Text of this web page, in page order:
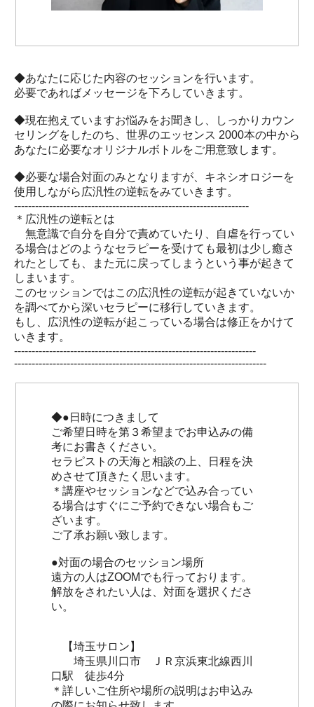
◆あなたに応じた内容のセッションを行います。
必要であればメッセージを下ろしていきます。
◆現在抱えていますお悩みをお聞きし、しっかりカウン
セリングをしたのち、世界のエッセンス 2000本の中から
あなたに必要なオリジナルボトルをご用意致します。
◆必要な場合対面のみとなりますが、キネシオロジーを
使用しながら広汎性の逆転をみていきます。
-------------------------------------------------------------------
＊広汎性の逆転とは
無意識で自分を自分で責めていたり、自虐を行ってい
る場合はどのようなセラピーを受けても最初は少し癒さ
れたとしても、また元に戻ってしまうという事が起きて
しまいます。
このセッションではこの広汎性の逆転が起きていないか
を調べてから深いセラピーに移行していきます。
もし、広汎性の逆転が起こっている場合は修正をかけて
いきます。
---------------------------------------------------------------------
------------------------------------------------------------------------
◆●日時につきまして
ご希望日時を第３希望までお申込みの備
考にお書きください。
セラピストの天海と相談の上、日程を決
めさせて頂きたく思います。
＊講座やセッションなどで込み合ってい
る場合はすぐにご予約できない場合もご
ざいます。
ご了承お願い致します。
●対面の場合のセッション場所
遠方の人はZOOMでも行っております。
解放をされたい人は、対面を選択くださ
い。
【埼玉サロン】
埼玉県川口市 ＪＲ京浜東北線西川
口駅 徒歩4分
＊詳しいご住所や場所の説明はお申込み